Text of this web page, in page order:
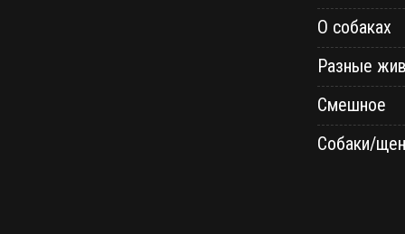
О собаках
Разные
Смешное
Собаки/